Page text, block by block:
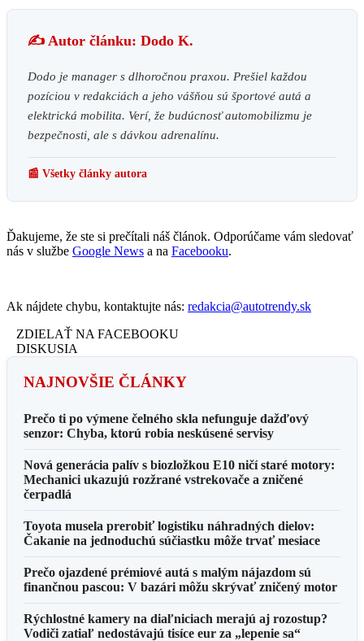
✍️ Autor článku: Dodo K.
Dodo je manager s dlhoročnou praxou. Prešiel každou
pozíciou v redakciách a jeho vášňou sú športové autá a
elektrická mobilita. Verí, že budúcnosť automobilizmu je
bezpečnosti, ale s dávkou adrenalínu.
📰 Všetky články autora
Ďakujeme, že ste si prečítali náš článok. Odporúčame vám sledovať
nás v službe Google News a na Facebooku.
Ak nájdete chybu, kontaktujte nás: redakcia@autotrendy.sk
ZDIELAŤ NA FACEBOOKU
DISKUSIA
NAJNOVŠIE ČLÁNKY
Prečo ti po výmene čelného skla nefunguje dažďový
senzor: Chyba, ktorú robia neskúsené servisy
Nová generácia palív s biozložkou E10 ničí staré motory:
Mechanici ukazujú rozžrané vstrekovače a zničené
čerpadlá
Toyota musela prerobiť logistiku náhradných dielov:
Čakanie na jednoduchú súčiastku môže trvať mesiace
Prečo ojazdené prémiové autá s malým nájazdom sú
finančnou pascou: V bazári môžu skrývať zničený motor
Rýchlostné kamery na diaľniciach merajú aj rozostup?
Vodiči zatiaľ nedostávajú tisíce eur za „lepenie sa“